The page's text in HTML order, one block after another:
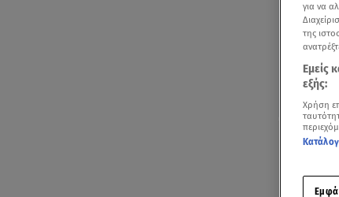
για να
της
Εμείς
εξής:
Χρήση